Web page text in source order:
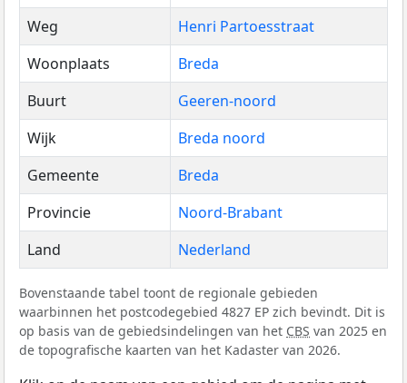
Weg
Henri Partoesstraat
Woonplaats
Breda
Buurt
Geeren-noord
Wijk
Breda noord
Gemeente
Breda
Provincie
Noord-Brabant
Land
Nederland
Bovenstaande tabel toont de regionale gebieden
waarbinnen het postcodegebied 4827 EP zich bevindt. Dit is
op basis van de gebiedsindelingen van het CBS van 2025 en
de topografische kaarten van het Kadaster van 2026.